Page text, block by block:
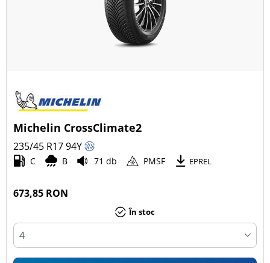
Michelin CrossClimate2
235/45 R1794Y
C B 71 db PMSF EPREL
673,85 RON
În stoc